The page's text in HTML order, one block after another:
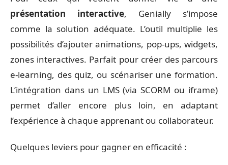
présentation interactive, Genially s’impose
comme la solution adéquate. L’outil multiplie les
possibilités d’ajouter animations, pop-ups, widgets,
zones interactives. Parfait pour créer des parcours
e-learning, des quiz, ou scénariser une formation.
L’intégration dans un LMS (via SCORM ou iframe)
permet d’aller encore plus loin, en adaptant
l’expérience à chaque apprenant ou collaborateur.
Quelques leviers pour gagner en efficacité :